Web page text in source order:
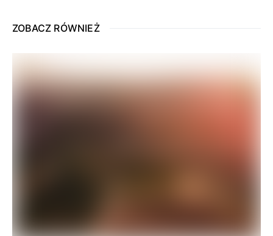
ZOBACZ RÓWNIEŻ